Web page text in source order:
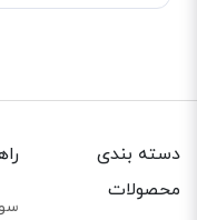
دسته بندی
محصولات